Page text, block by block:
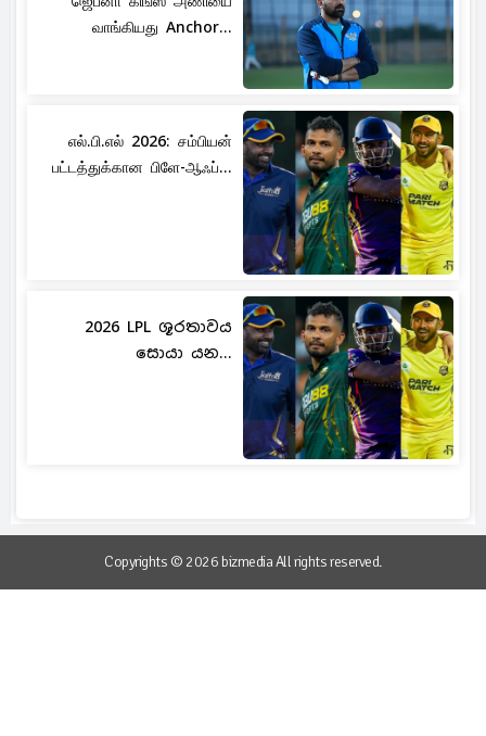
வாங்கியது Anchor...
எல்.பி.எல் 2026: சம்பியன்
பட்டத்துக்கான பிளே-ஆஃப்...
2026 LPL ශූරතාවය
සොයා යන...
Copyrights © 2026 bizmedia All rights reserved.